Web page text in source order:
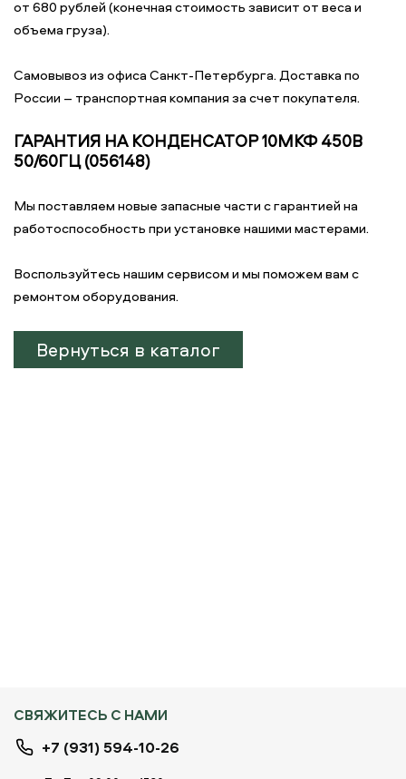
от 680 рублей (конечная стоимость зависит от веса и
объема груза).
Самовывоз из офиса Санкт-Петербурга. Доставка по
России – транспортная компания за счет покупателя.
ГАРАНТИЯ НА КОНДЕНСАТОР 10МКФ 450В
50/60ГЦ (056148)
Мы поставляем новые запасные части с гарантией на
работоспособность при установке нашими мастерами.
Воспользуйтесь нашим сервисом и мы поможем вам с
ремонтом оборудования.
Вернуться в каталог
СВЯЖИТЕСЬ С НАМИ
+7 (931) 594-10-26